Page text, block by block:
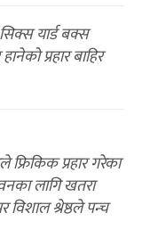
यार्ड बक्स
प्रहार बाहिर
प्रहार गरेका
लागि खतरा
श्रेष्ठले पन्च